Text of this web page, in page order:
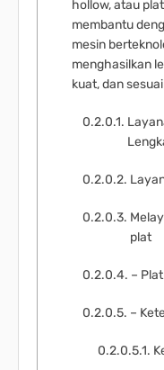
hollow, atau
membantu
mesin
menghasilkan
kuat, dan
plat
–
–